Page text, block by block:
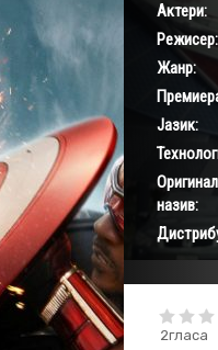
Актери:
Режисер:
Жанр:
Јазик:
назив:
2гласа